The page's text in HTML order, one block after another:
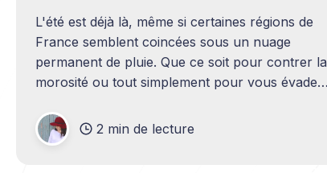
L'été est déjà là, même si certaines régions de
France semblent coincées sous un nuage
permanent de pluie. Que ce soit pour contrer la
morosité ou tout simplement pour vous évader
quelques jours en vacances, serait une
excellente idée. Mais les
2 min de lecture